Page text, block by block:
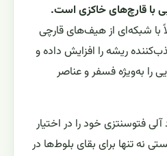
با قارچ‌های خاکزی است.
با شبکه‌ای از هیف‌های قارچی
ریشه را افزایش داده و
را به‌ویژه فسفر و عناصر
فتوسنتزی خود را در اختیار
نه تنها برای بقای بلوط‌ها در